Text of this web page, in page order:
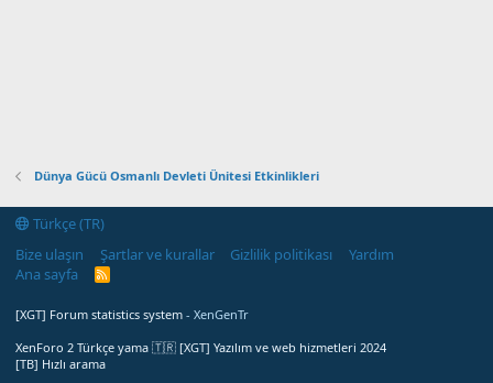
Dünya Gücü Osmanlı Devleti Ünitesi Etkinlikleri
Türkçe (TR)
Bize ulaşın
Şartlar ve kurallar Gizlilik politikası
Yardım
Ana sayfa
R
[XGT] Forum statistics system - XenGenTr
XenForo 2 Türkçe yama 🇹🇷 [XGT] Yazılım ve web hizmetleri 2024
[TB] Hızlı arama